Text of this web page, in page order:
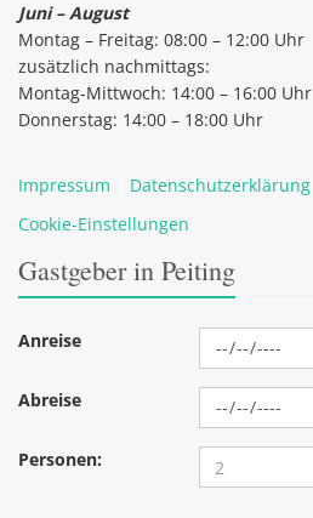
Juni – August
Montag – Freitag: 08:00 – 12:00 Uhr
zusätzlich nachmittags:
Montag-Mittwoch: 14:00 – 16:00 Uhr
Donnerstag: 14:00 – 18:00 Uhr
Impressum
Datenschutzerklärung
Cookie-Einstellungen
Gastgeber in Peiting
Anreise
Abreise
Personen: